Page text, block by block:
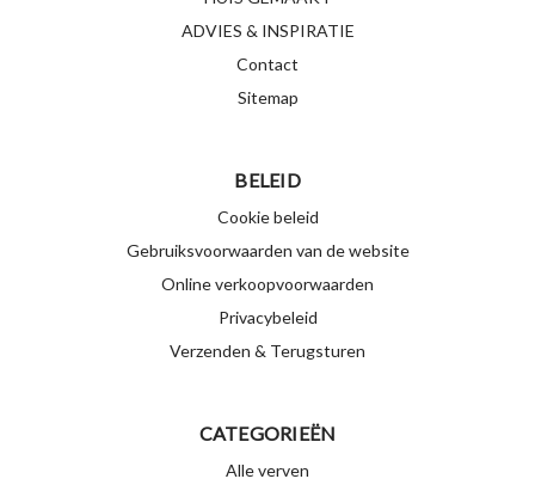
ADVIES & INSPIRATIE
Contact
Sitemap
BELEID
Cookie beleid
Gebruiksvoorwaarden van de website
Online verkoopvoorwaarden
Privacybeleid
Verzenden & Terugsturen
CATEGORIEËN
Alle verven